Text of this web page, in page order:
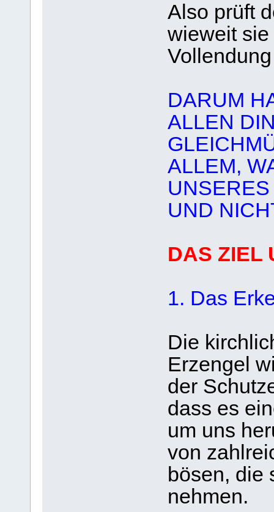
Also prüft
wieweit
DARUM
ALLEN
ALLEM,
UND
DAS ZIEL
1. Das
Die
Erzengel
der
dass es
um uns
von
bösen, die
nehmen.